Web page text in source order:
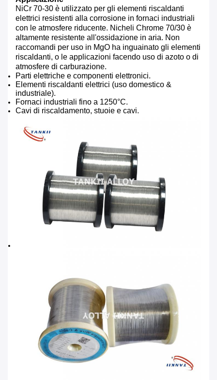
NiCr 70-30 è utilizzato per gli elementi riscaldanti
elettrici resistenti alla corrosione in fornaci industriali
con le atmosfere riducente. Nicheli Chrome 70/30 è
altamente resistente all'ossidazione in aria. Non
raccomandi per uso in MgO ha inguainato gli elementi
riscaldanti, o le applicazioni facendo uso di azoto o di
atmosfere di carburazione.
Parti elettriche e componenti elettronici.
Elementi riscaldanti elettrici (uso domestico &
industriale).
Fornaci industriali fino a 1250°C.
Cavi di riscaldamento, stuoie e cavi.